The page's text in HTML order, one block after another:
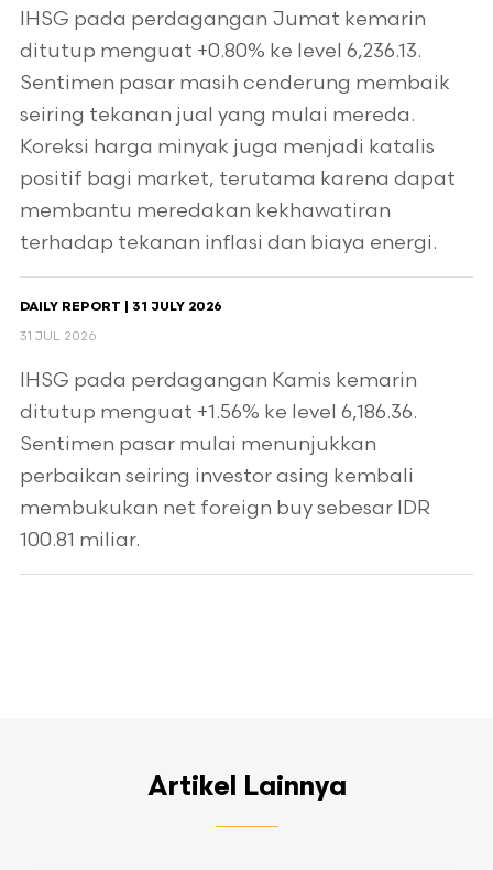
IHSG pada perdagangan Jumat kemarin
ditutup menguat +0.80% ke level 6,236.13.
Sentimen pasar masih cenderung membaik
seiring tekanan jual yang mulai mereda.
Koreksi harga minyak juga menjadi katalis
positif bagi market, terutama karena dapat
membantu meredakan kekhawatiran
terhadap tekanan inflasi dan biaya energi.
DAILY REPORT | 31 JULY 2026
31 JUL 2026
IHSG pada perdagangan Kamis kemarin
ditutup menguat +1.56% ke level 6,186.36.
Sentimen pasar mulai menunjukkan
perbaikan seiring investor asing kembali
membukukan net foreign buy sebesar IDR
100.81 miliar.
Artikel Lainnya